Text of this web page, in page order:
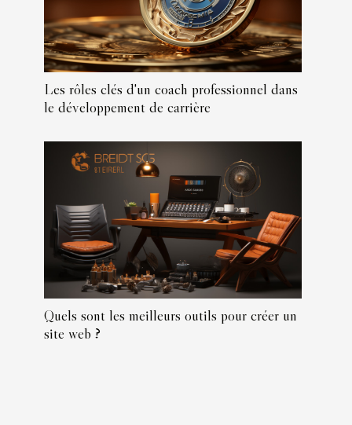
Les rôles clés d'un coach professionnel dans
le développement de carrière
Quels sont les meilleurs outils pour créer un
site web ?